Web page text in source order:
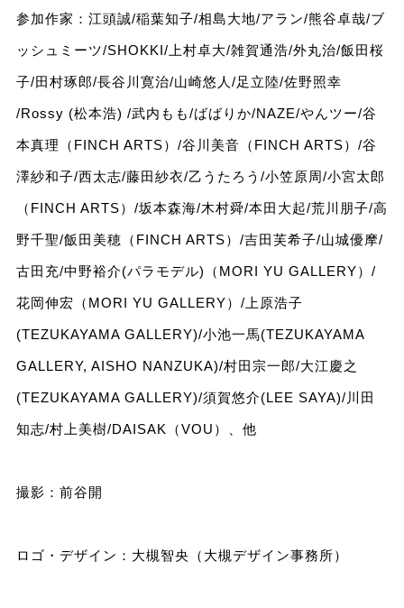
参加作家：江頭誠/稲葉知子/相島大地/アラン/熊谷卓哉/ブ
ッシュミーツ/SHOKKI/上村卓大/雑賀通浩/外丸治/飯田桜
子/田村琢郎/長谷川寛治/山崎悠人/足立陸/佐野照幸
/Rossy (松本浩) /武内もも/ばばりか/NAZE/やんツー/谷
本真理（FINCH ARTS）/谷川美音（FINCH ARTS）/谷
澤紗和子/西太志/藤田紗衣/乙うたろう/小笠原周/小宮太郎
（FINCH ARTS）/坂本森海/木村舜/本田大起/荒川朋子/高
野千聖/飯田美穂（FINCH ARTS）/吉田芙希子/山城優摩/
古田充/中野裕介(パラモデル)（MORI YU GALLERY）/
花岡伸宏（MORI YU GALLERY）/上原浩子
(TEZUKAYAMA GALLERY)/小池一馬(TEZUKAYAMA
GALLERY, AISHO NANZUKA)/村田宗一郎/大江慶之
(TEZUKAYAMA GALLERY)/須賀悠介(LEE SAYA)/川田
知志/村上美樹/DAISAK（VOU）、他
撮影：前谷開
ロゴ・デザイン：大槻智央（大槻デザイン事務所）